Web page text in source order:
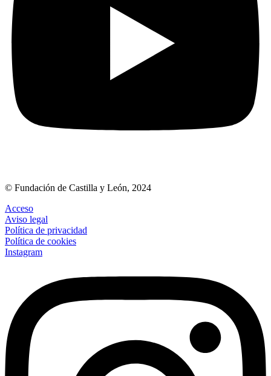
© Fundación de Castilla y León, 2024
Acceso
Aviso legal
Política de privacidad
Política de cookies
Instagram